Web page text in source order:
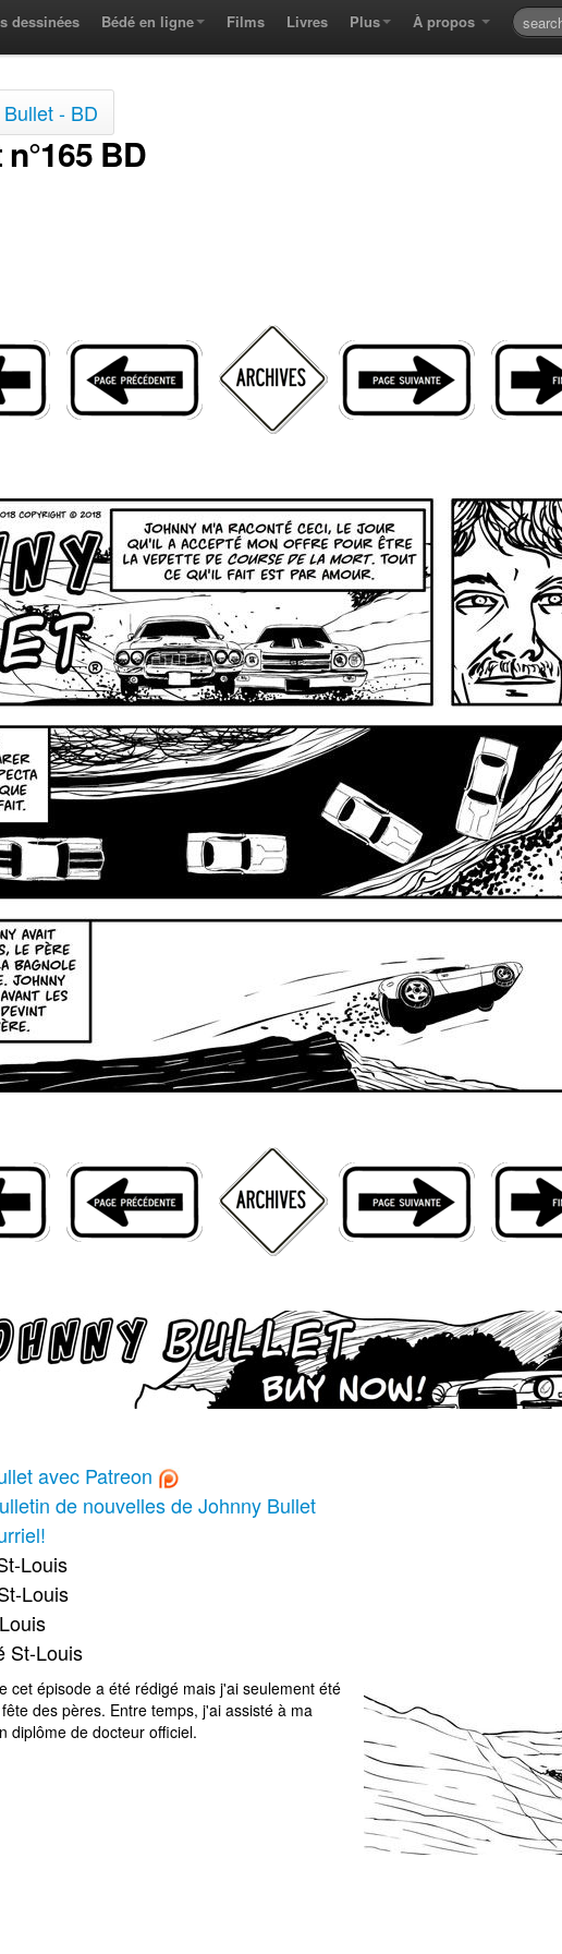
dessinées Bédé en ligne Films Livres Plus À propos
- BD
BD
avec Patreon
de nouvelles de Johnny Bullet
Louis
Louis
St-Louis
cet épisode a été rédigé mais j'ai seulement été
des pères. Entre temps, j'ai assisté à ma
diplôme de docteur officiel.